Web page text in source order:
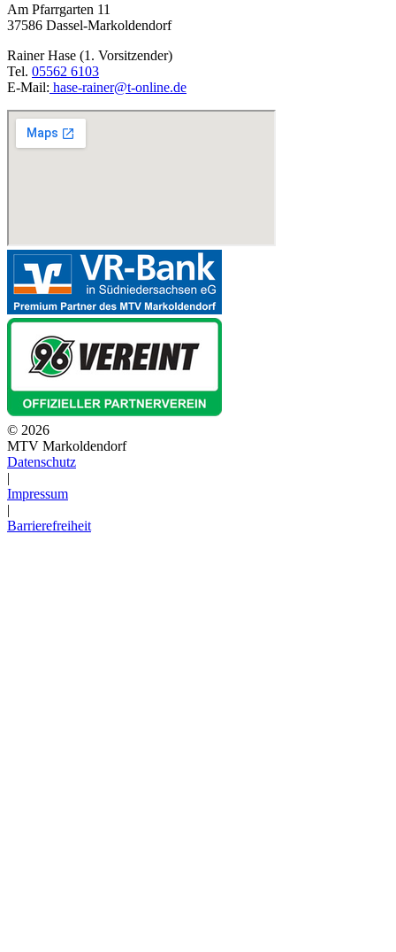
Am Pfarrgarten 11
37586 Dassel-Markoldendorf
Rainer Hase (1. Vorsitzender)
Tel. 05562 6103
E-Mail: hase-rainer@t-online.de
© 2026
MTV Markoldendorf
Datenschutz
|
Impressum
|
Barrierefreiheit